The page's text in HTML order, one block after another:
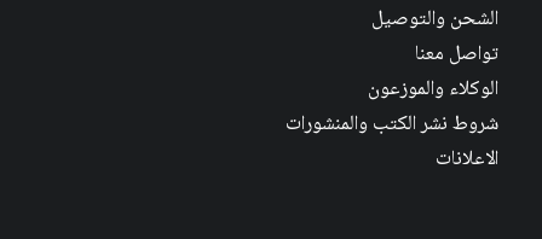
الشحن والتوصيل
تواصل معنا
الوكلاء والموزعون
شروط نشر الكتب والمنشورات
الاعلانات